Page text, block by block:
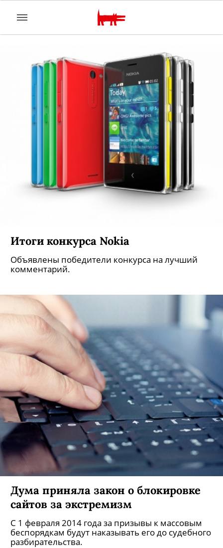
Итоги конкурса Nokia
Объявлены победители конкурса на лучший
комментарий.
Дума приняла закон о блокировке
сайтов за экстремизм
С 1 февраля 2014 года за призывы к массовым
беспорядкам будут наказывать его до судебного
разбирательства.